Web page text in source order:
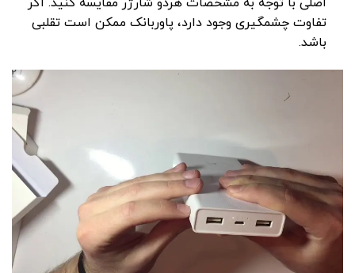
تفاوت چشمگیری وجود دارد، پاوربانک ممکن است تقلبی
باشد.